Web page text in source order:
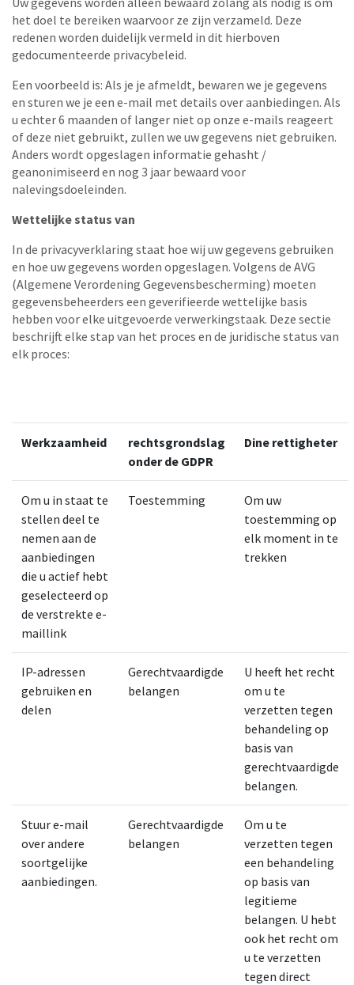
het doel te bereiken waarvoor ze zijn verzameld. Deze
redenen worden duidelijk vermeld in dit hierboven
gedocumenteerde privacybeleid.
Een voorbeeld is: Als je je afmeldt, bewaren we je gegevens
en sturen we je een e-mail met details over aanbiedingen. Als
u echter 6 maanden of langer niet op onze e-mails reageert
of deze niet gebruikt, zullen we uw gegevens niet gebruiken.
Anders wordt opgeslagen informatie gehasht /
geanonimiseerd en nog 3 jaar bewaard voor
nalevingsdoeleinden.
Wettelijke status van
In de privacyverklaring staat hoe wij uw gegevens gebruiken
en hoe uw gegevens worden opgeslagen. Volgens de AVG
(Algemene Verordening Gegevensbescherming) moeten
gegevensbeheerders een geverifieerde wettelijke basis
hebben voor elke uitgevoerde verwerkingstaak. Deze sectie
beschrijft elke stap van het proces en de juridische status van
elk proces:
Werkzaamheid
rechtsgrondslag
onder de GDPR
Dine rettigheter
Om u in staat te
stellen deel te
nemen aan de
aanbiedingen
die u actief hebt
geselecteerd op
de verstrekte e-
maillink
Toestemming
Om uw
toestemming op
elk moment in te
trekken
IP-adressen
gebruiken en
delen
Gerechtvaardigde
belangen
U heeft het recht
om u te
verzetten tegen
behandeling op
basis van
gerechtvaardigde
belangen.
Stuur e-mail
over andere
soortgelijke
aanbiedingen.
Gerechtvaardigde
belangen
Om u te
verzetten tegen
een behandeling
op basis van
legitieme
belangen. U hebt
ook het recht om
u te verzetten
tegen direct